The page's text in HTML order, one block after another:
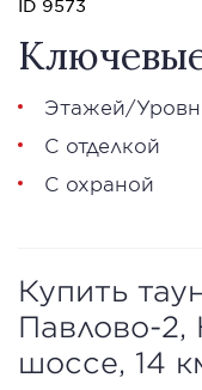
ID 9573
Этажей/
С отделкой
С охраной
Купить
Павлово-2,
шоссе, 14